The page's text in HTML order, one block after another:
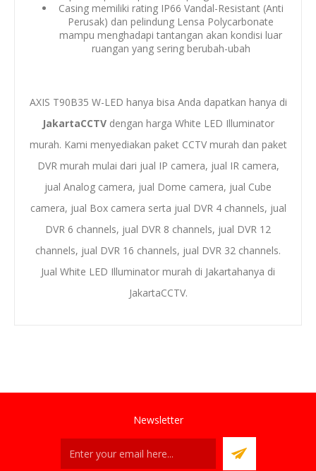
Casing memiliki rating IP66 Vandal-Resistant (Anti
Perusak) dan pelindung Lensa Polycarbonate
mampu menghadapi tantangan akan kondisi luar
ruangan yang sering berubah-ubah
AXIS T90B35 W-LED hanya bisa Anda dapatkan hanya di
JakartaCCTVdengan harga White LED Illuminator
murah. Kami menyediakan paket CCTV murah dan paket
DVR murah mulai dari jual IP camera, jual IR camera,
jual Analog camera, jual Dome camera, jual Cube
camera, jual Box camera serta jual DVR 4 channels, jual
DVR 6 channels, jual DVR 8 channels, jual DVR 12
channels, jual DVR 16 channels, jual DVR 32 channels.
Jual White LED Illuminator murah di Jakartahanya di
JakartaCCTV.
Newsletter